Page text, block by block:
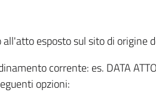
esposto sul sito di origine
corrente: es. DATA
opzioni: